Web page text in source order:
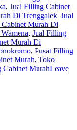
, Jual Filling Cabinet
Di Trenggalek, Jual
Murah Di
, Jual Filling
Murah Di
, Pusat Filling
Murah, Toko
MurahLeave